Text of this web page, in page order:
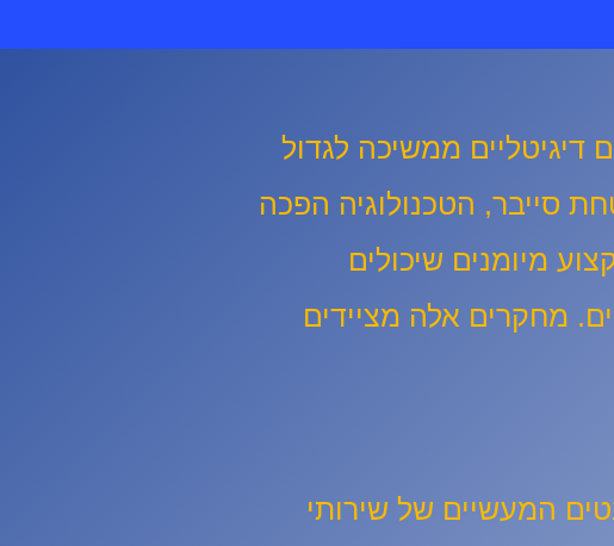
דיגיטליים ממשיכה לגדול
סייבר, הטכנולוגיה הפכה
מיומנים שיכולים
מחקרים אלה מציידים
המעשיים של שירותי